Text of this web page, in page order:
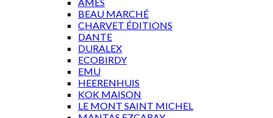
BEAU MARCHÉ
CHARVET ÉDITIONS
DANTE
DURALEX
ECOBIRDY
EMU
HEERENHUIS
KOK MAISON
LE MONT SAINT MICHEL